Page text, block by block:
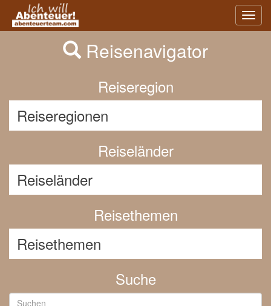
Previous
Reisenavigator
Reiseregion
Reiseländer
Reisethemen
Suche